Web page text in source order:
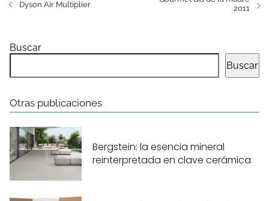
Dyson Air Multiplier
2011
Buscar
Buscar
Otras publicaciones
Bergstein: la esencia mineral
reinterpretada en clave cerámica